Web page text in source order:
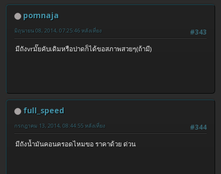
pomnaja
#343
มิถุนายน 08, 2014, 07:25:46 หลังเที่ยง
มีถังvrมั๊ยคับเดิมหรือปาดก็ได้ขอสภาพสวยๆ(ถ้ามี)
full_speed
#344
กรกฎาคม 13, 2014, 08:44:55 หลังเที่ยง
มีถังน้ำมันคอนครอดไหมขอ ราคาด้วย ด่วน